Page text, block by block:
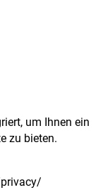
um Ihnen ein
zu bieten.